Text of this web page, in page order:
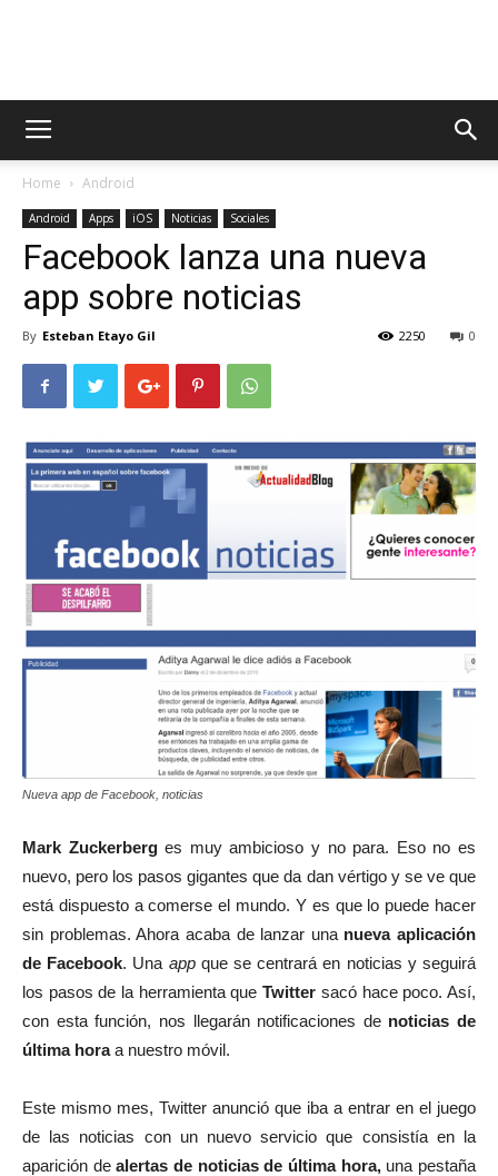
AppsTonic
Home Android
Android Apps iOS Noticias Sociales
Facebook lanza una nueva
app sobre noticias
By Esteban Etayo Gil 0
2250
Nueva app de Facebook, noticias
Mark Zuckerberges muy ambicioso y no para. Eso no es
nuevo, pero los pasos gigantes que da dan vértigo y se ve que
está dispuesto a comerse el mundo. Y es que lo puede hacer
sin problemas. Ahora acaba de lanzar unanueva aplicación
de Facebook. Una appque se centrará en noticias y seguirá
los pasos de la herramienta queTwitter sacó hace poco. Así,
con esta función, nos llegarán notificaciones denoticias de
última horaa nuestro móvil.
Este mismo mes, Twitter anunció que iba a entrar en el juego
de las noticias con un nuevo servicio que consistía en la
aparición dealertas de noticias de última hora,una pestaña